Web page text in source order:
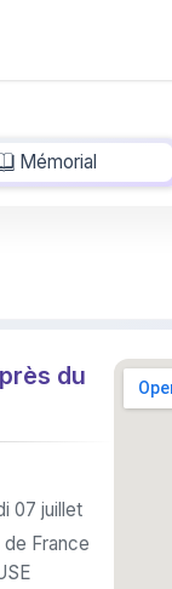
Mémorial
-
du
07 juillet
de France